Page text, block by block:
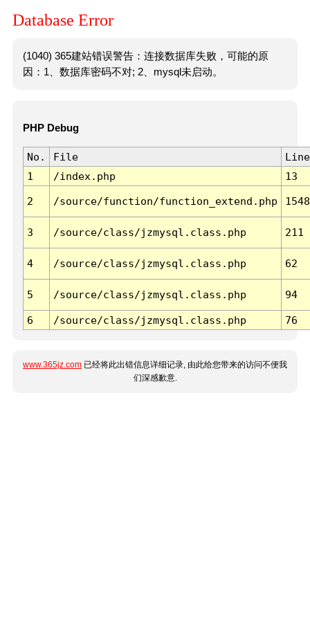
Database Error
(1040) 365建站错误警告：连接数据库失败，可能的原
因：1、数据库密码不对; 2、mysql未启动。
PHP Debug
No. File
Line
1
/index.php 13
2 /source/function/function_extend.php 1548
3 /source/class/jzmysql.class.php 211
4 /source/class/jzmysql.class.php 62
5 /source/class/jzmysql.class.php 94
6 /source/class/jzmysql.class.php 76
www.365jz.com 已经将此出错信息详细记录, 由此给您带来的访问不便我
们深感歉意.